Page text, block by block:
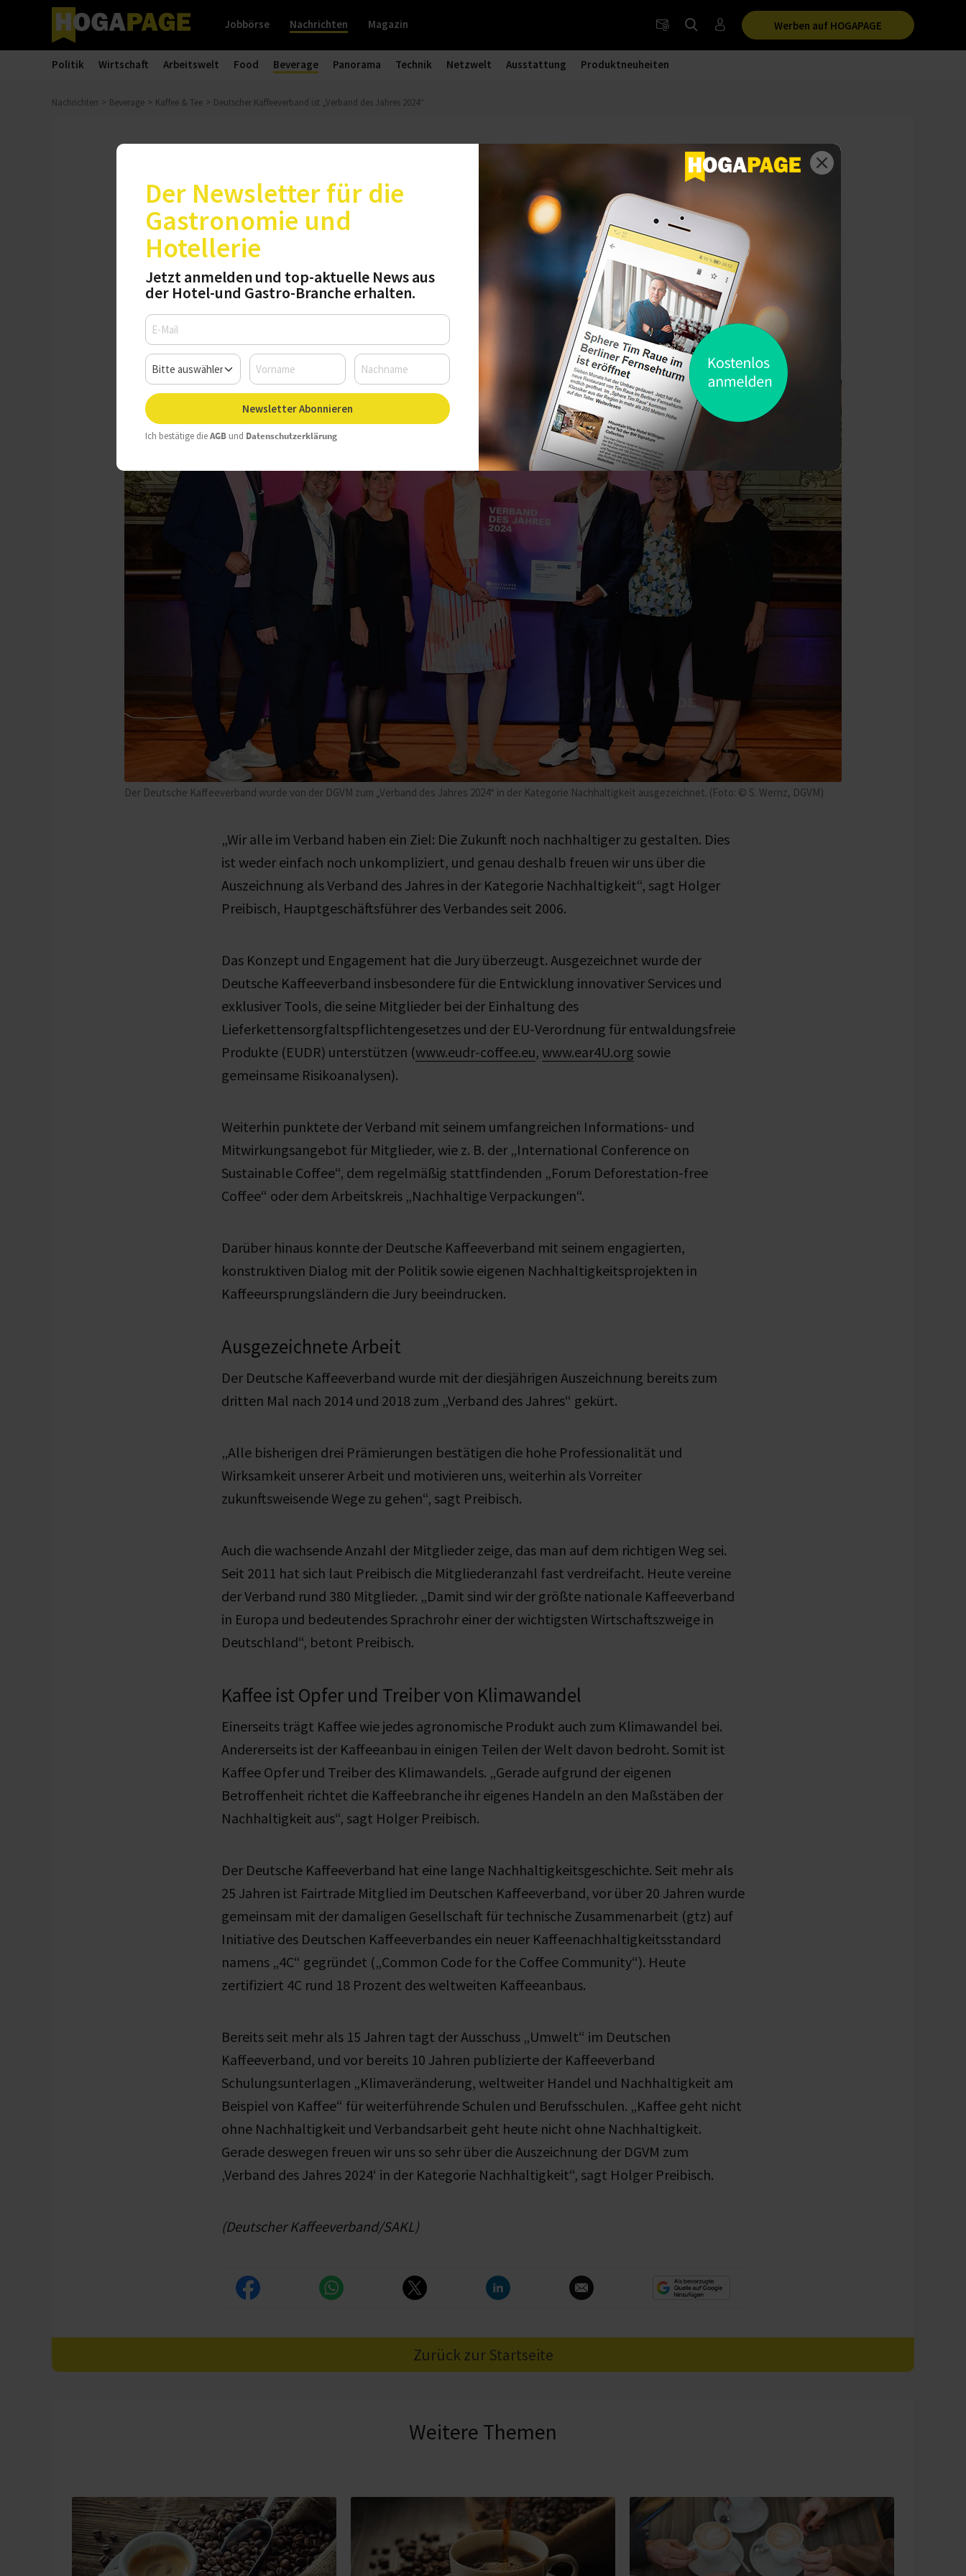
Werben auf HOGAPAGE
Jobbörse Nachrichten Magazin
Politik Wirtschaft Arbeitswelt Food Beverage Panorama Technik Netzwelt Ausstattung Produktneuheiten
Nachrichten Beverage Kaffee & Tee Deutscher Kaffeeverband ist „Verband des Jahres 2024“
Deutscher Kaffeeverband ist „Verband des Jahres 2024“
Der Deutsche Kaffeeverband wurde von der DGVM zum „Verband des Jahres 2024“ in der Kategorie Nachhaltigkeit ausgezeichnet. (Foto: © S. Wernz, DGVM)
Die Deutsche Gesellschaft für Verbandsmanagement (DGVM) hat den Deutschen
Kaffeeverband zum „Verband des Jahres 2024“ in der Kategorie Nachhaltigkeit
ausgezeichnet. Die Jury zeigte sich beeindruckt von den innovativen Maßnahmen und
Strategien des Verbandes im Bereich Nachhaltigkeit.
„Wir alle im Verband haben ein Ziel: Die Zukunft noch nachhaltiger zu gestalten. Dies
ist weder einfach noch unkompliziert, und genau deshalb freuen wir uns über die
Auszeichnung als Verband des Jahres in der Kategorie Nachhaltigkeit“, sagt Holger
Preibisch, Hauptgeschäftsführer des Verbandes seit 2006.
Das Konzept und Engagement hat die Jury überzeugt. Ausgezeichnet wurde der
Deutsche Kaffeeverband insbesondere für die Entwicklung innovativer Services und
exklusiver Tools, die seine Mitglieder bei der Einhaltung des
Lieferkettensorgfaltspflichtengesetzes und der EU-Verordnung für entwaldungsfreie
Produkte (EUDR) unterstützen (www.eudr-coffee.eu, www.ear4U.org sowie
gemeinsame Risikoanalysen).
Weiterhin punktete der Verband mit seinem umfangreichen Informations- und
Mitwirkungsangebot für Mitglieder, wie z. B. der „International Conference on
Sustainable Coffee“, dem regelmäßig stattfindenden „Forum Deforestation-free
Coffee“ oder dem Arbeitskreis „Nachhaltige Verpackungen“.
Darüber hinaus konnte der Deutsche Kaffeeverband mit seinem engagierten,
konstruktiven Dialog mit der Politik sowie eigenen Nachhaltigkeitsprojekten in
Kaffeeursprungsländern die Jury beeindrucken.
Ausgezeichnete Arbeit
Der Deutsche Kaffeeverband wurde mit der diesjährigen Auszeichnung bereits zum
dritten Mal nach 2014 und 2018 zum „Verband des Jahres“ gekürt.
„Alle bisherigen drei Prämierungen bestätigen die hohe Professionalität und
Wirksamkeit unserer Arbeit und motivieren uns, weiterhin als Vorreiter
zukunftsweisende Wege zu gehen“, sagt Preibisch.
Auch die wachsende Anzahl der Mitglieder zeige, das man auf dem richtigen Weg sei.
Seit 2011 hat sich laut Preibisch die Mitgliederanzahl fast verdreifacht. Heute vereine
der Verband rund 380 Mitglieder. „Damit sind wir der größte nationale Kaffeeverband
in Europa und bedeutendes Sprachrohr einer der wichtigsten Wirtschaftszweige in
Deutschland“, betont Preibisch.
Kaffee ist Opfer und Treiber von Klimawandel
Einerseits trägt Kaffee wie jedes agronomische Produkt auch zum Klimawandel bei.
Andererseits ist der Kaffeeanbau in einigen Teilen der Welt davon bedroht. Somit ist
Kaffee Opfer und Treiber des Klimawandels. „Gerade aufgrund der eigenen
Betroffenheit richtet die Kaffeebranche ihr eigenes Handeln an den Maßstäben der
Nachhaltigkeit aus“, sagt Holger Preibisch.
Der Deutsche Kaffeeverband hat eine lange Nachhaltigkeitsgeschichte. Seit mehr als
25 Jahren ist Fairtrade Mitglied im Deutschen Kaffeeverband, vor über 20 Jahren wurde
gemeinsam mit der damaligen Gesellschaft für technische Zusammenarbeit (gtz) auf
Initiative des Deutschen Kaffeeverbandes ein neuer Kaffeenachhaltigkeitsstandard
namens „4C“ gegründet („Common Code for the Coffee Community“). Heute
zertifiziert 4C rund 18 Prozent des weltweiten Kaffeeanbaus.
Bereits seit mehr als 15 Jahren tagt der Ausschuss „Umwelt“ im Deutschen
Kaffeeverband, und vor bereits 10 Jahren publizierte der Kaffeeverband
Schulungsunterlagen „Klimaveränderung, weltweiter Handel und Nachhaltigkeit am
Beispiel von Kaffee“ für weiterführende Schulen und Berufsschulen. „Kaffee geht nicht
ohne Nachhaltigkeit und Verbandsarbeit geht heute nicht ohne Nachhaltigkeit.
Gerade deswegen freuen wir uns so sehr über die Auszeichnung der DGVM zum
‚Verband des Jahres 2024‘ in der Kategorie Nachhaltigkeit“, sagt Holger Preibisch.
(Deutscher Kaffeeverband/SAKL)
Zurück zur Startseite
Weitere Themen
Der Newsletter für die
Gastronomie und
Hotellerie
Jetzt anmelden und top-aktuelle News aus
der Hotel-und Gastro-Branche erhalten.
Newsletter Abonnieren
Ich bestätige dieAGB und Datenschutzerklärung